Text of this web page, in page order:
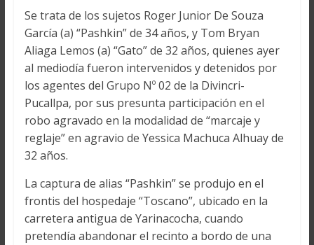
Se trata de los sujetos Roger Junior De Souza
García (a) “Pashkin” de 34 años, y Tom Bryan
Aliaga Lemos (a) “Gato” de 32 años, quienes ayer
al mediodía fueron intervenidos y detenidos por
los agentes del Grupo Nº 02 de la Divincri-
Pucallpa, por sus presunta participación en el
robo agravado en la modalidad de “marcaje y
reglaje” en agravio de Yessica Machuca Alhuay de
32 años.
La captura de alias “Pashkin” se produjo en el
frontis del hospedaje “Toscano”, ubicado en la
carretera antigua de Yarinacocha, cuando
pretendía abandonar el recinto a bordo de una